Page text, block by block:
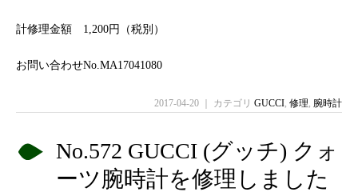
計修理金額 1,200円（税別）
お問い合わせNo.MA17041080
2017-04-20 ｜ カテゴリ GUCCI, 修理, 腕時計
No.572 GUCCI (グッチ) クォ
ーツ腕時計を修理しました